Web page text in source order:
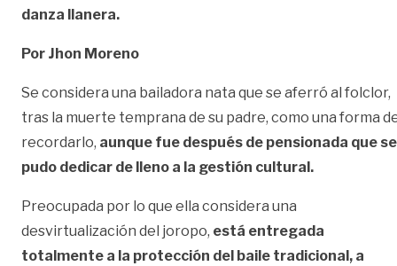
danza llanera.
Por Jhon Moreno
Se considera una bailadora nata que se aferró al folclor,
tras la muerte temprana de su padre, como una forma
recordarlo, aunque fue después de pensionada que se
pudo dedicar de lleno a la gestión cultural.
Preocupada por lo que ella considera una
desvirtualización del joropo, está entregada
totalmente a la protección del baile tradicional, a